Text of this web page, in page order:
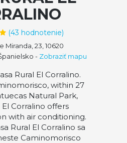
(43 hodnotenie)
Miranda, 23, 10620
- Zobraziť mapu
Rural El Corralino.
within 27
Natural Park,
El Corralino offers
with air conditioning.
Rural El Corralino sa
Caminomorisco